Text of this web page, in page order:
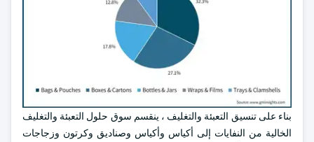
بناء على تنسيق التعبئة والتغليف ، ينقسم سوق حلول التعبئة والتغليف
الخالية من النفايات إلى أكياس وأكياس وصناديق وكرتون وزجاجات